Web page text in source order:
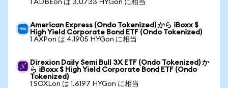
1 ADBEon は 3.0733 HYGon に相当
American Express (Ondo Tokenized) から iBoxx $
High Yield Corporate Bond ETF (Ondo Tokenized)
1 AXPon は 4.1905 HYGon に相当
Direxion Daily Semi Bull 3X ETF (Ondo Tokenized) か
ら iBoxx $ High Yield Corporate Bond ETF (Ondo
Tokenized)
1 SOXLon は 1.6197 HYGon に相当